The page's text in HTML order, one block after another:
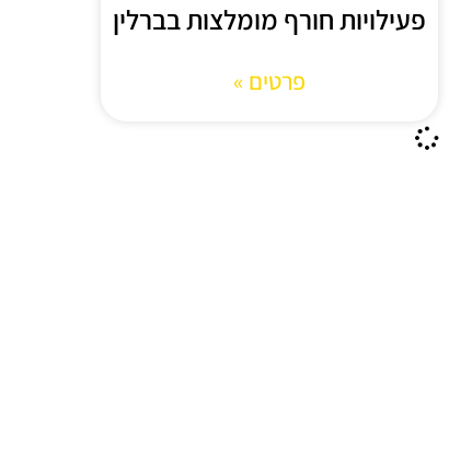
פעילויות חורף מומלצות בברלין
פרטים »